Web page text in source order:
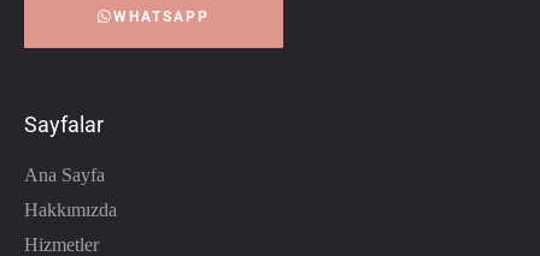
WHATSAPP
Sayfalar
Ana Sayfa
Hakkımızda
Hizmetler